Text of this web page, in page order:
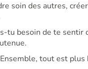
soin des autres,
tu besoin de te sentir
tout est plus